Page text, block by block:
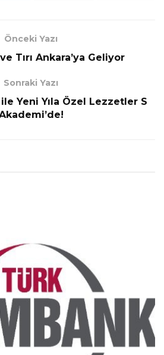
Önceki Yazı
Tırı Ankara’ya Geliyor
Sonraki Yazı
Yeni Yıla Özel Lezzetler S